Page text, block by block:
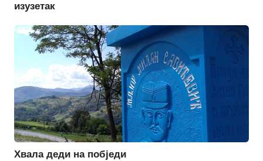
изузетак
Хвала деди на побједи